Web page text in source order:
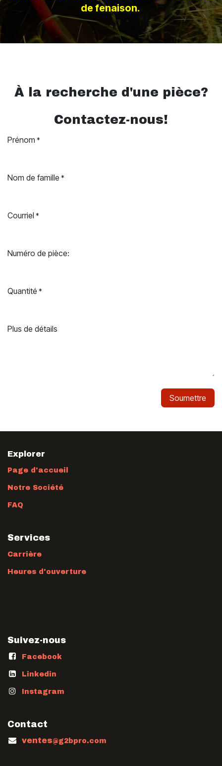
de fenaison.
À la recherche d'une pièce?
Contactez-nous!
Prénom *
Nom de famille *
Courriel *
Numéro de pièce:
Quantité *
Plus de détails
Soumettre
Explorer
Page d'accueil
Notre Société
FAQ
Services
Carrière
Heures d'ouverture
Suivez-nous
Facebook
Linkedin
Instagram
Contact
ventes@g2bpro.com